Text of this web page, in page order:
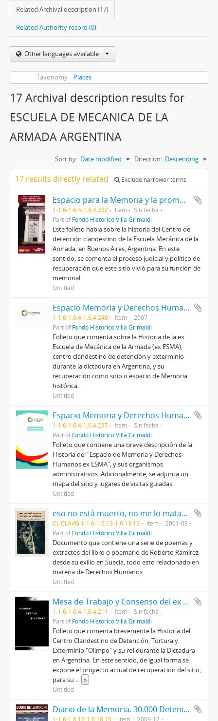
Related Archival description (17)
Related Authority record (0)
Other languages available
Taxonomy Places
17 Archival description results for
ESCUELA DE MECANICA DE LA
ARMADA ARGENTINA
Sort by: Date modified Direction: Descending
17 results directly related Exclude narrower terms
Espacio para la Memoria y la promoción y defensa de los Derechos Humanos.
1-1.6-1.6.4-1.6.4.282 Item
Sin fecha
Part ofFondo Histórico Villa Grimaldi
Este folleto habla sobre la historia del Centro de
detención clandestino de la Escuela Mecánica de la
Armada, en Buenos Aires, Argentina. En este
sentido, se comenta el proceso judicial y político de
recuperación que este sitio vivió para su función de
memorial.
Untitled
Espacio Memoria y Derechos Humanos (ex ESMA). De centro clandestino a espacio para la Memoria
1-1.6-1.6.4-1.6.4.240 Item
2007
Part ofFondo Histórico Villa Grimaldi
Folleto que comenta sobre la Historia de la ex
Escuela de Mecánica de la Armada (ex ESMA),
centro clandestino de detención y exterminio
durante la dictadura en Argentina, y su
recuperación como sitio o espacio de Memoria
histórica.
Untitled
Espacio Memoria y Derechos Humanos [Ex ESMA]
1-1.6-1.6.4-1.6.4.237 Item
Sin fecha
Part ofFondo Histórico Villa Grimaldi
Folleto que contiene una breve descripción de la
Historia del "Espacio de Memoria y Derechos
Humanos ex ESMA", y sus organismos
administrativos. Adicionalmente, se adjunta un
mapa del sitio y lugares de visitas guiadas.
Untitled
eso no está muerto, no me lo mataron "Viejo Guillermo"
CL CLAVG 1-1.6-1.6.13-1.6.13.19 Item
2001-03
Part ofFondo Histórico Villa Grimaldi
Documento que contiene una serie de poemas y
extractos del libro o poemario de Roberto Ramírez
desde su exilio en Suecia, todo esto relacionado en
materia de Derechos Humanos.
Untitled
Mesa de Trabajo y Consenso del ex CCDTyE "Olimpo". Memoria Verdad y Justicia
1-1.6-1.6.4-1.6.4.211 Item
Sin fecha
Part ofFondo Histórico Villa Grimaldi
Folleto que comenta brevemente la Historia del
Centro Clandestino de Detención, Tortura y
Exterminio "Olimpo" y su rol durante la Dictadura
en Argentina. En este sentido, de igual forma se
expone el proyecto actual de recuperación del sitio,
para su ... »
Untitled
Diario de la Memoria. 30.000 Detenidos Desaparecidos ¡Presentes!
1-1.6-1.6.16-1.6.16.15 Item 2009-12